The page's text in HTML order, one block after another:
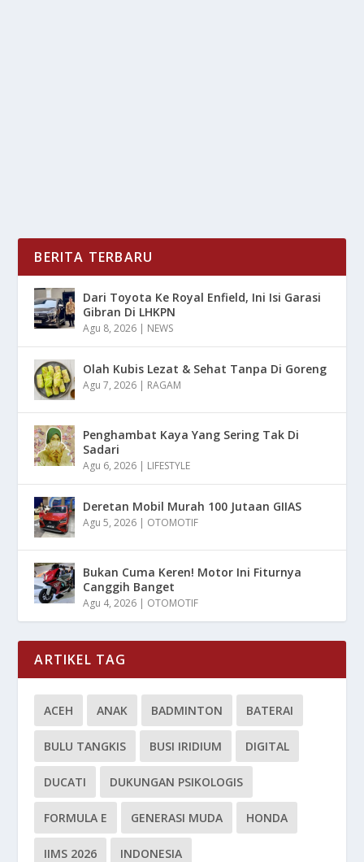
BERITA TERBARU
Dari Toyota Ke Royal Enfield, Ini Isi Garasi
Gibran Di LHKPN
Agu 8, 2026 | NEWS
Olah Kubis Lezat & Sehat Tanpa Di Goreng
Agu 7, 2026 | RAGAM
Penghambat Kaya Yang Sering Tak Di
Sadari
Agu 6, 2026 | LIFESTYLE
Deretan Mobil Murah 100 Jutaan GIIAS
Agu 5, 2026 | OTOMOTIF
Bukan Cuma Keren! Motor Ini Fiturnya
Canggih Banget
Agu 4, 2026 | OTOMOTIF
ARTIKEL TAG
ACEH ANAK BADMINTON BATERAI
BULU TANGKIS BUSI IRIDIUM DIGITAL
DUCATI DUKUNGAN PSIKOLOGIS
FORMULA E GENERASI MUDA HONDA
IIMS 2026 INDONESIA